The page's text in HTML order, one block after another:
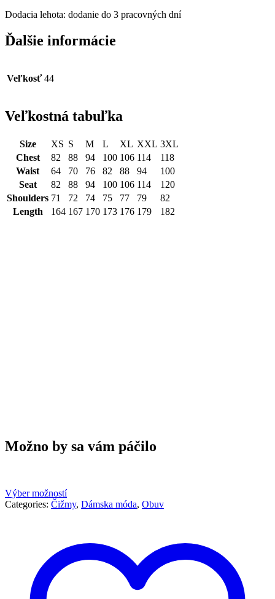
Dodacia lehota: dodanie do 3 pracovných dní
Ďalšie informácie
Veľkosť 44
Veľkostná tabuľka
Size XS S M L XL XXL 3XL
Chest
82 88 94 100 106 114
118
Waist
64 70 76 82 88 94
100
Seat
82 88 94 100 106 114
120
Shoulders 71 72 74 75 77 79
82
Length
164 167 170 173 176 179 182
Možno by sa vám páčilo
Výber možností
Categories: Čižmy, Dámska móda, Obuv